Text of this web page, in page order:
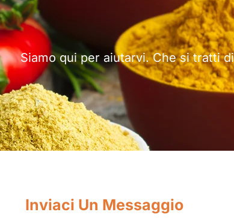
Siamo qui per aiutarvi. Che si tratti
Inviaci Un Messaggio